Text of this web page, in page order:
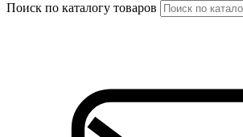
Поиск по каталогу товаров